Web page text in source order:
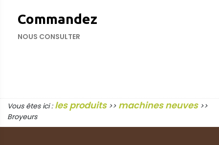
Commandez
NOUS CONSULTER
Vous êtes ici : les produits>> machines neuves>>
Broyeurs